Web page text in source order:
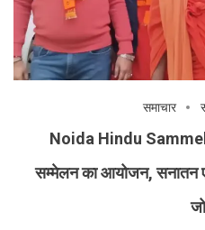
समाचार
Noida Hindu
सम्मेलन का आयोजन, सनातन